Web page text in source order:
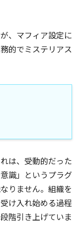
、マフィア設定に
的でミステリアス
は、受動的だった
識」というプラグ
りません。組織を
け入れ始める過程
階引き上げていま